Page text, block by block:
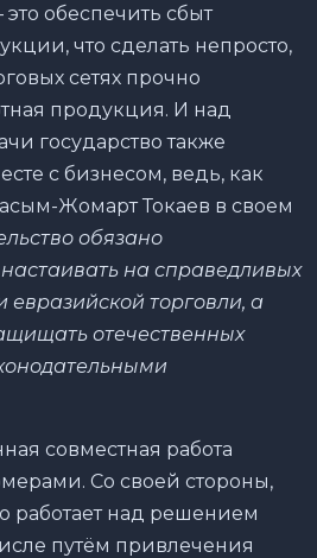
обеспечить сбыт
что сделать непросто,
сетях прочно
продукция. И над
государство также
с бизнесом, ведь, как
Жомарт Токаев в своем
обязано
на справедливых
евразийской торговли, а
отечественных
совместная работа
Со своей стороны,
работает над решением
путём привлечения